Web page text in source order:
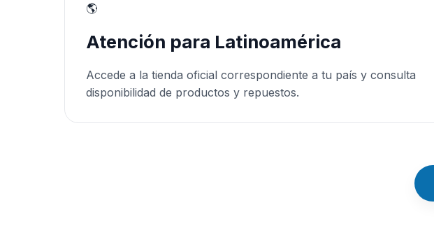
🌎
Atención para Latinoamérica
Accede a la tienda oficial correspondiente a tu país y consulta
disponibilidad de productos y repuestos.